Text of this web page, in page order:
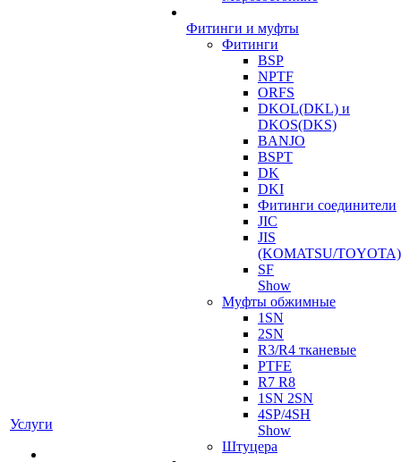
Услуги
Фитинги и муфты
Фитинги
BSP
NPTF
ORFS
DKOL(DKL) и
DKOS(DKS)
BANJO
BSPT
DK
DKI
Фитинги соединители
JIC
JIS
(KOMATSU/TOYOTA)
SF
Show
Муфты обжимные
1SN
2SN
R3/R4 тканевые
PTFE
R7 R8
1SN 2SN
4SP/4SH
Show
Штуцера